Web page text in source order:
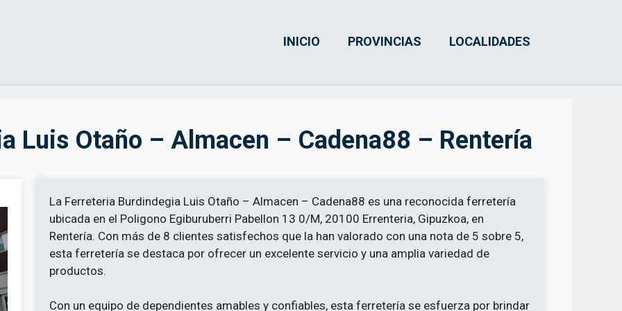
INICIO PROVINCIAS LOCALIDADES
Luis Otaño – Almacen – Cadena88 – Rentería
La Ferreteria Burdindegia Luis Otaño – Almacen – Cadena88 es una reconocida ferretería
ubicada en el Poligono Egiburuberri Pabellon 13 0/M, 20100 Errenteria, Gipuzkoa, en
Rentería. Con más de 8 clientes satisfechos que la han valorado con una nota de 5 sobre 5,
esta ferretería se destaca por ofrecer un excelente servicio y una amplia variedad de
productos.
Con un equipo de dependientes amables y confiables, esta ferretería se esfuerza por brindar